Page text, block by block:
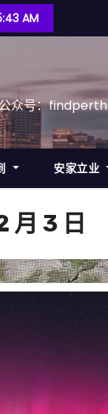
AM
众号：findperth
安家立业
月 3 日